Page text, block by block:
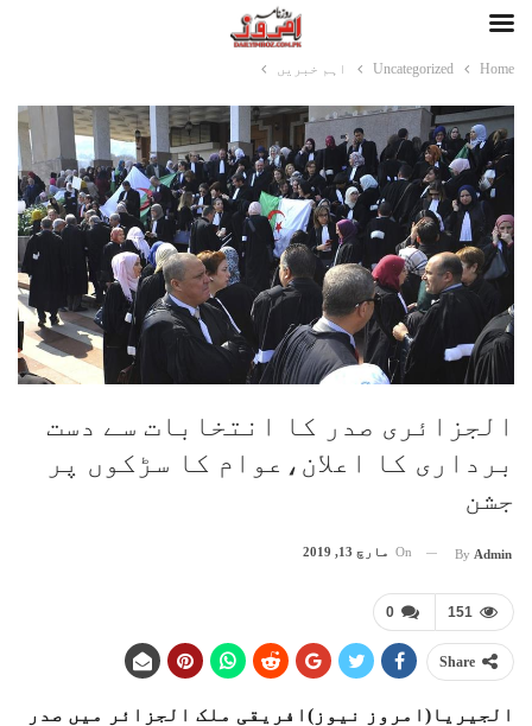
Home
Uncategorized اہم خبریں
الجزائری صدر کا انتخابات سے دست
برداری کا اعلان،عوام کا سڑکوں پر
جشن
By Admin
On مارچ 13, 2019
0 151
Share
الجیریا(امروز نیوز)افریقی ملک الجزائر میں صدر